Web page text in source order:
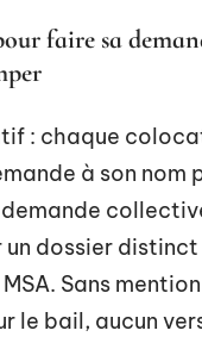
faire sa
: chaque
à son nom
un dossier
Sans
le bail, aucun